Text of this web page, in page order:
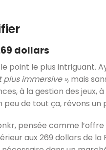
dollars
point le plus intriguant.
plus immersive », mais
à la gestion des jeux,
de tout ça, rêvons un
pensée comme
aux 269 dollars de